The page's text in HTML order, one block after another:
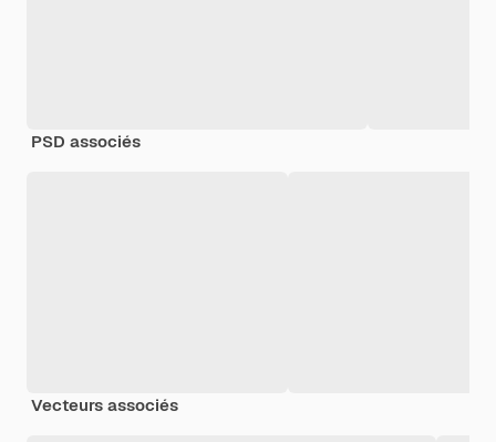
PSD associés
Vecteurs associés